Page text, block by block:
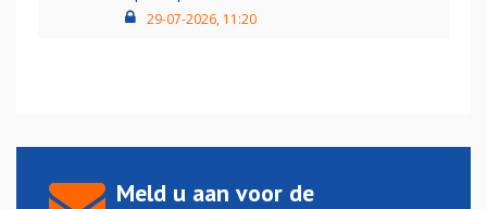
29-07-2026, 11:20
Meld u aan voor de